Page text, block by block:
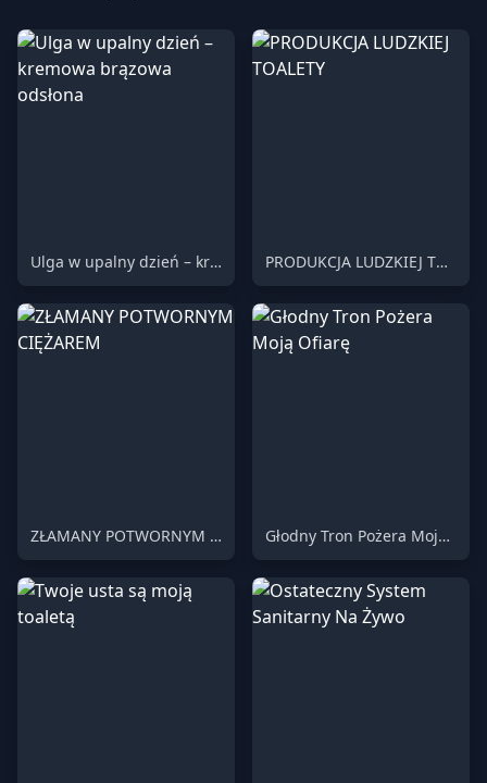
Ulga w upalny dzień – kremowa brązowa odsłona PRODUKCJA LUDZKIEJ TOALETY
ZŁAMANY POTWORNYM CIĘŻAREM Głodny Tron Pożera Moją Ofiarę